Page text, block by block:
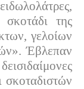
της
γελοίων
Έβλεπαν
σκοταδιστών